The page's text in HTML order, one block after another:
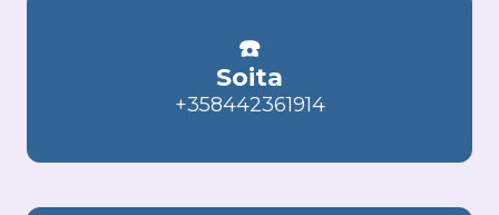
☎️
Soita
+358442361914